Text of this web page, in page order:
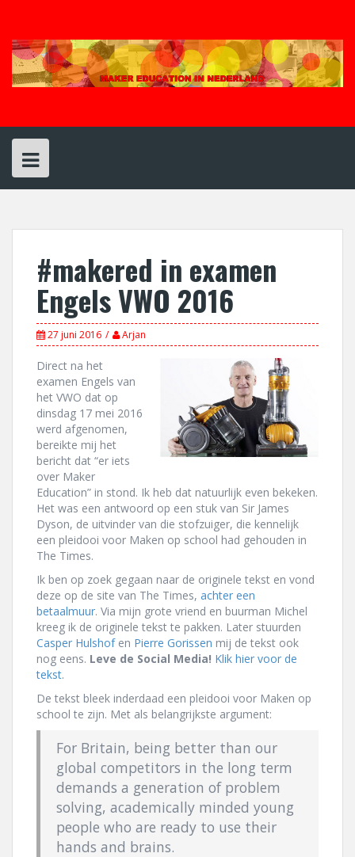
inhoud
#makered in examen
Engels VWO 2016
27 juni 2016 Arjan
Direct na het
examen Engels van
het VWO dat op
dinsdag 17 mei 2016
werd afgenomen,
bereikte mij het
bericht dat “er iets
over Maker
Education” in stond. Ik heb dat natuurlijk even bekeken.
Het was een antwoord op een stuk van Sir James
Dyson, de uitvinder van die stofzuiger, die kennelijk
een pleidooi voor Maken op school had gehouden in
The Times.
Ik ben op zoek gegaan naar de originele tekst en vond
deze op de site van The Times, achter een
betaalmuur. Via mijn grote vriend en buurman Michel
kreeg ik de originele tekst te pakken. Later stuurden
Casper Hulshofen Pierre Gorissen mij de tekst ook
nog eens. Leve de Social Media! Klik hier voor de
tekst.
De tekst bleek inderdaad een pleidooi voor Maken op
school te zijn. Met als belangrijkste argument:
For Britain, being better than our
global competitors in the long term
demands a generation of problem
solving, academically minded young
people who are ready to use their
hands and brains.